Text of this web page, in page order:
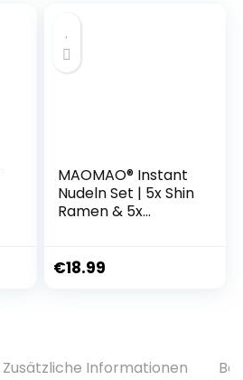
MAOMAO® Instant
Nudeln Set | 5x Shin
Ramen & 5x
Nong Shim)
€18.99
Zusätzliche Informationen